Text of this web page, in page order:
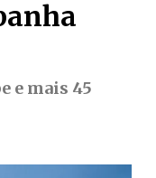
e mais 45